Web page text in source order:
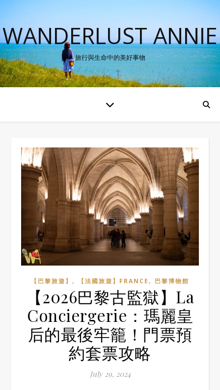
WANDERLUST ANNIE
旅行與生命中的美好事物
【巴黎旅遊】 , 【法國旅遊】FRANCE , 巴黎博物館
【2026巴黎古監獄】La
Conciergerie：瑪麗皇
后的最後牢籠！門票預
約套票攻略
July 29, 2024